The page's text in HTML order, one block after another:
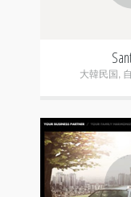
大韓民国